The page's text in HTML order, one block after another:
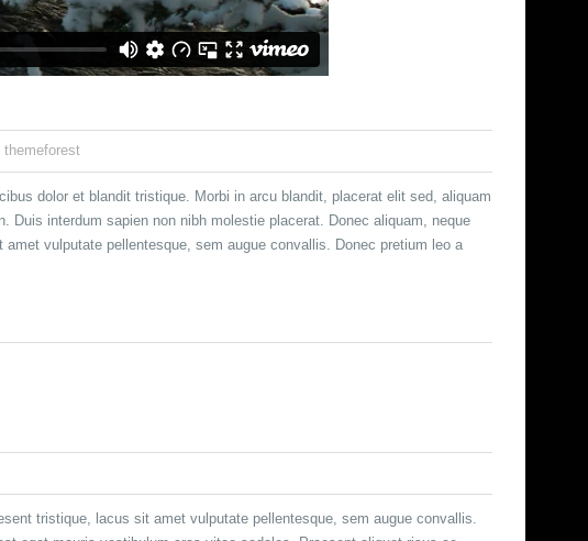
themeforest
dolor et blandit tristique. Morbi in arcu blandit, placerat elit sed, aliquam
interdum sapien non nibh molestie placerat. Donec aliquam, neque
vulputate pellentesque, sem augue convallis. Donec pretium leo a
tristique, lacus sit amet vulputate pellentesque, sem augue convallis.